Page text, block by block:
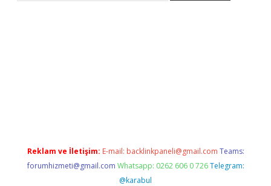
Reklam ve İletişim: E-mail: backlinkpaneli@gmail.com Teams:
forumhizmeti@gmail.com Whatsapp: 0262 606 0 726 Telegram:
@karabul